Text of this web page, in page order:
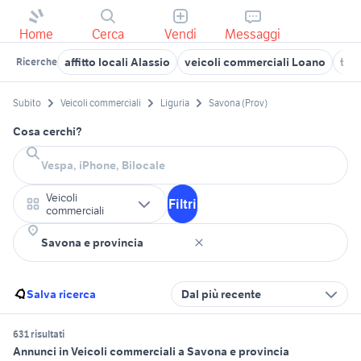
Home Cerca Vendi Messaggi
Ricerche affitto locali Alassio veicoli commerciali Loano
Subito Veicoli commerciali Liguria Savona (Prov)
Cosa cerchi?
Veicoli
commerciali
Filtri
Salva ricerca Dal più recente
631 risultati
Annunci in Veicoli commerciali a Savona e provincia